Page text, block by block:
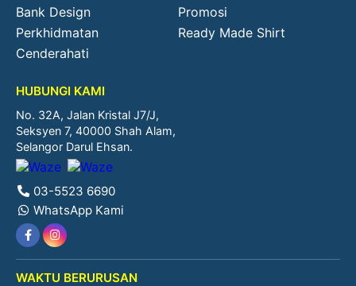
Bank Design
Promosi
Perkhidmatan
Ready Made Shirt
Cenderahati
HUBUNGI KAMI
No. 32A, Jalan Kristal J7/J,
Seksyen 7, 40000 Shah Alam,
Selangor Darul Ehsan.
03-5523 6690
WhatsApp Kami
WAKTU BERURUSAN